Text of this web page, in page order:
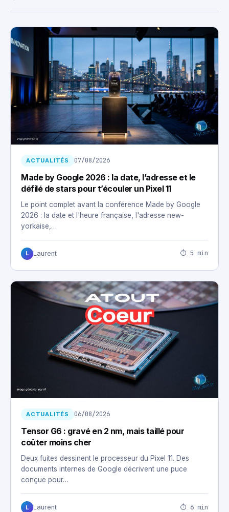
ACTUALITÉS 07/08/2026
Made by Google 2026 : la date, l’adresse et le
défilé de stars pour t’écouler un Pixel 11
Le point complet avant la conférence Made by Google
2026 : la date et l'heure française, l'adresse new-
yorkaise,…
L Laurent ⏱ 5 min
ACTUALITÉS 06/08/2026
Tensor G6 : gravé en 2 nm, mais taillé pour
coûter moins cher
Deux fuites dessinent le processeur du Pixel 11. Des
documents internes de Google décrivent une puce
conçue pour…
L Laurent ⏱ 6 min